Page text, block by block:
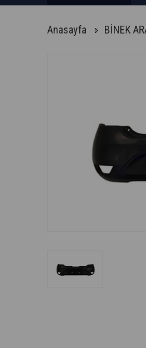
Anasayfa BİNEK